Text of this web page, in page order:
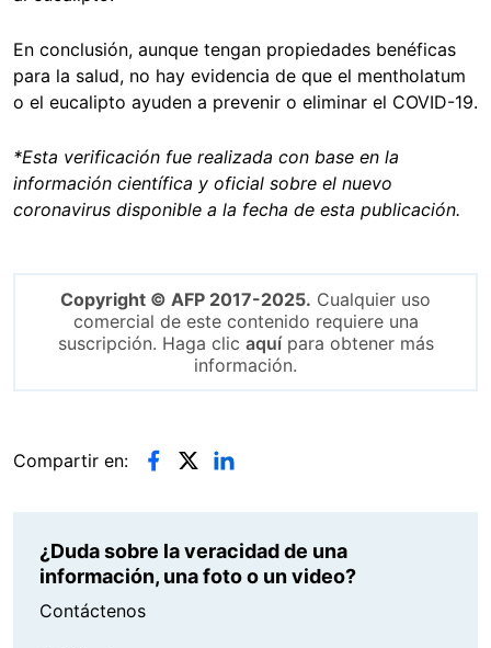
En conclusión, aunque tengan propiedades benéficas
para la salud, no hay evidencia de que el mentholatum
o el eucalipto ayuden a prevenir o eliminar el COVID-19.
*Esta verificación fue realizada con base en la
información científica y oficial sobre el nuevo
coronavirus disponible a la fecha de esta publicación.
Copyright © AFP 2017-2025. Cualquier uso
comercial de este contenido requiere una
suscripción. Haga clic aquípara obtener más
información.
Compartir en:
¿Duda sobre la veracidad de una
información, una foto o un video?
Contáctenos